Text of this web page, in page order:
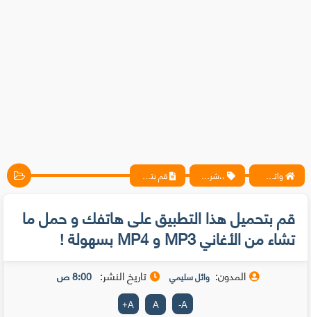
واتس آب ، فيسبوك ، أنترنت ، شروحات تقنية حصرية - المحترف ،،شروحات، قم بتحميل هذا التطبيق على هاتفك و حمل ما تشاء من الأغاني MP3 و MP4 بسهولة !
قم بتحميل هذا التطبيق على هاتفك و حمل ما
تشاء من الأغاني MP3 و MP4 بسهولة !
المدون: وائل سليمي تاريخ النشر: 8:00 ص
A
-
A
A
+